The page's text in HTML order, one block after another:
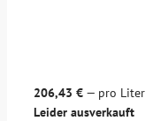
206,43 € — pro Liter
Leider ausverkauft